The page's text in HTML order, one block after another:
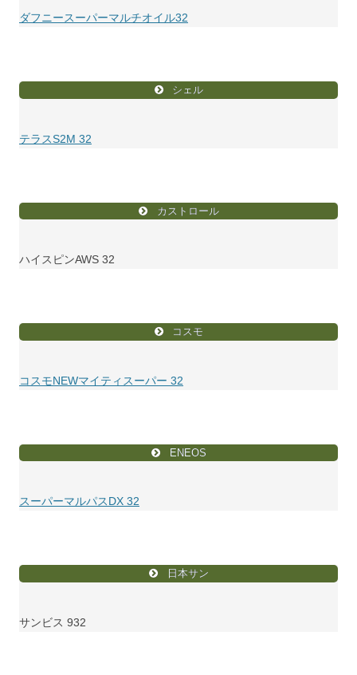
ダフニースーパーマルチオイル32
シェル
テラスS2M 32
カストロール
ハイスピンAWS 32
コスモ
コスモNEWマイティスーパー 32
ENEOS
スーパーマルパスDX 32
日本サン
サンビス 932